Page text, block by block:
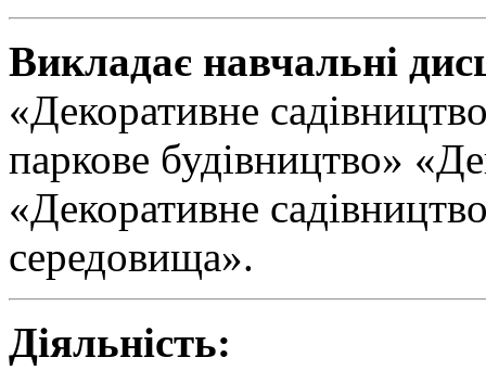
Викладає навчальні
«Декоративне
паркове будівництво»
«Декоративне
середовища».
Діяльність: